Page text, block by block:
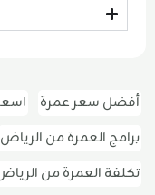
أفضل سعر عمرة
برامج العمرة من الرياض
تكلفة العمرة من